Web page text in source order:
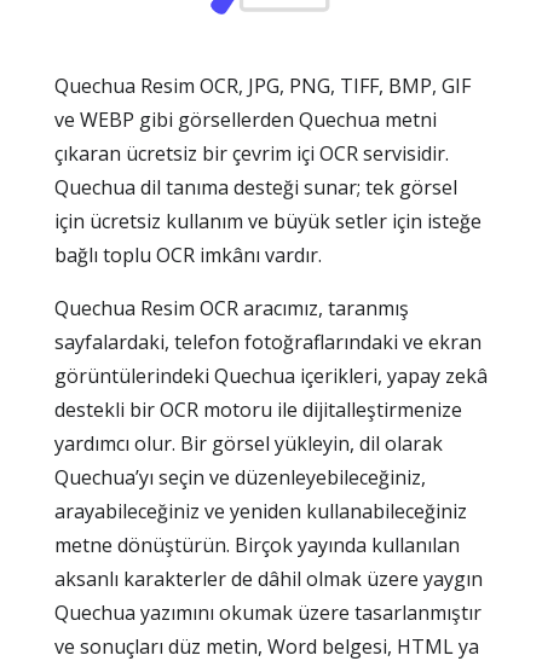
Quechua Resim OCR, JPG, PNG, TIFF, BMP, GIF
ve WEBP gibi görsellerden Quechua metni
çıkaran ücretsiz bir çevrim içi OCR servisidir.
Quechua dil tanıma desteği sunar; tek görsel
için ücretsiz kullanım ve büyük setler için isteğe
bağlı toplu OCR imkânı vardır.
Quechua Resim OCR aracımız, taranmış
sayfalardaki, telefon fotoğraflarındaki ve ekran
görüntülerindeki Quechua içerikleri, yapay zekâ
destekli bir OCR motoru ile dijitalleştirmenize
yardımcı olur. Bir görsel yükleyin, dil olarak
Quechua’yı seçin ve düzenleyebileceğiniz,
arayabileceğiniz ve yeniden kullanabileceğiniz
metne dönüştürün. Birçok yayında kullanılan
aksanlı karakterler de dâhil olmak üzere yaygın
Quechua yazımını okumak üzere tasarlanmıştır
ve sonuçları düz metin, Word belgesi, HTML ya